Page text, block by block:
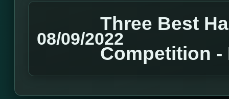
08/09/2022
Three Best
Competition -